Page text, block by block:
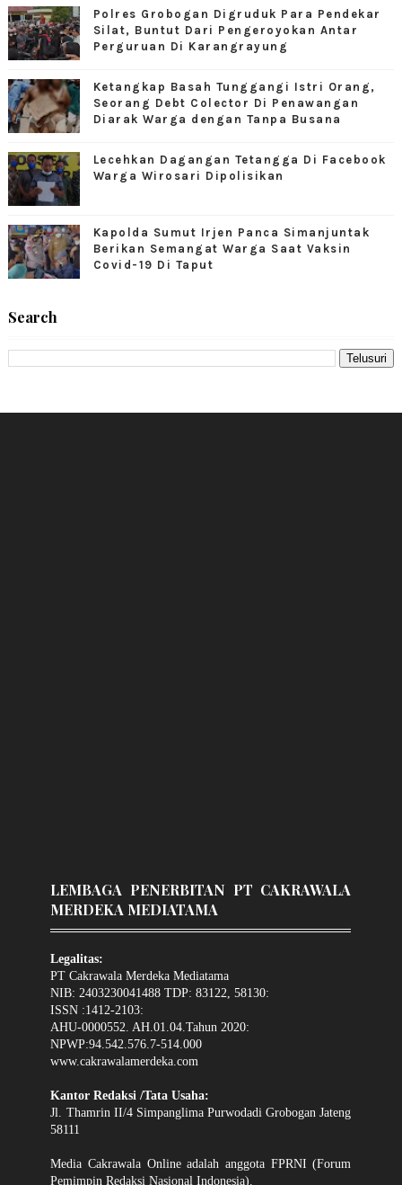
Polres Grobogan Digruduk Para Pendekar
Silat, Buntut Dari Pengeroyokan Antar
Perguruan Di Karangrayung
Ketangkap Basah Tunggangi Istri Orang,
Seorang Debt Colector Di Penawangan
Diarak Warga dengan Tanpa Busana
Lecehkan Dagangan Tetangga Di Facebook
Warga Wirosari Dipolisikan
Kapolda Sumut Irjen Panca Simanjuntak
Berikan Semangat Warga Saat Vaksin
Covid-19 Di Taput
Search
LEMBAGA PENERBITAN PT CAKRAWALA
MERDEKA MEDIATAMA
Legalitas:
PT Cakrawala Merdeka Mediatama
NIB: 2403230041488 TDP: 83122, 58130:
ISSN :1412-2103:
AHU-0000552. AH.01.04.Tahun 2020:
NPWP:94.542.576.7-514.000
www.cakrawalamerdeka.com
Kantor Redaksi /Tata Usaha:
Jl. Thamrin II/4 Simpanglima Purwodadi Grobogan Jateng
58111
Media Cakrawala Online adalah anggota FPRNI (Forum
Pemimpin Redaksi Nasional Indonesia).